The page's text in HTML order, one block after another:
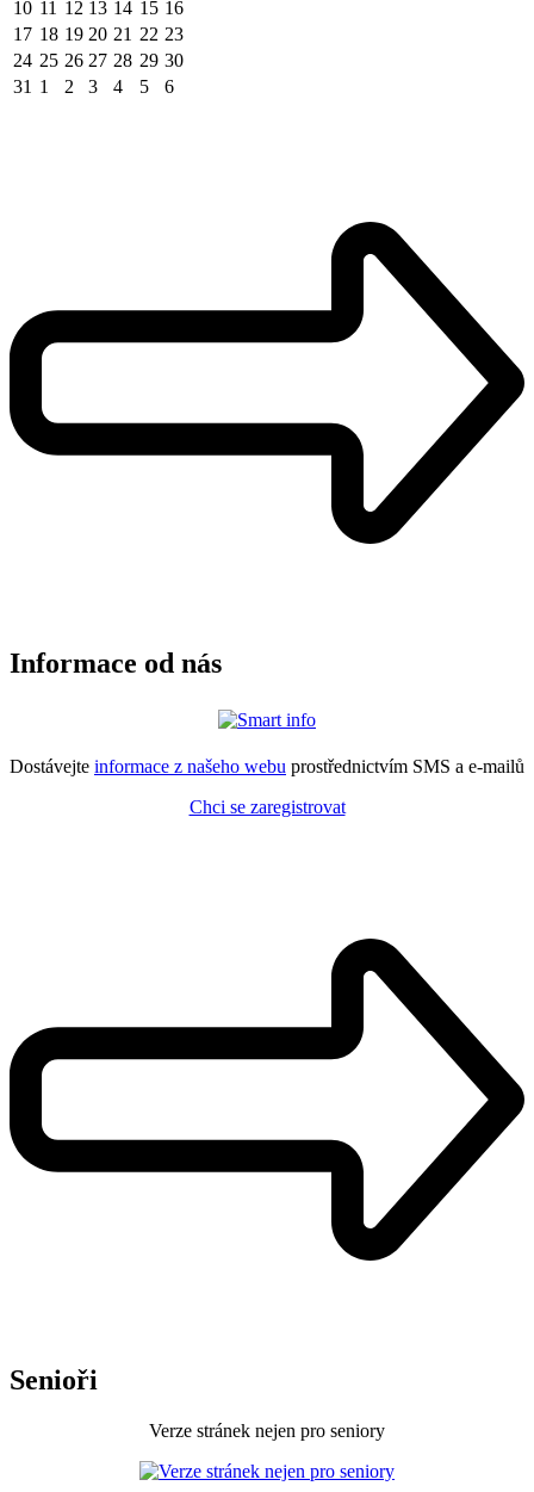
10 11 12 13 14 15 16
17 18 19 20 21 22 23
24 25 26 27 28 29 30
31 1 2 3 4 5 6
Informace od nás
Dostávejte informace z našeho webu prostřednictvím SMS a e-mailů
Chci se zaregistrovat
Senioři
Verze stránek nejen pro seniory